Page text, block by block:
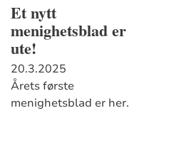
Et nytt
menighetsblad er
ute!
20.3.2025
Årets første
menighetsblad er her.